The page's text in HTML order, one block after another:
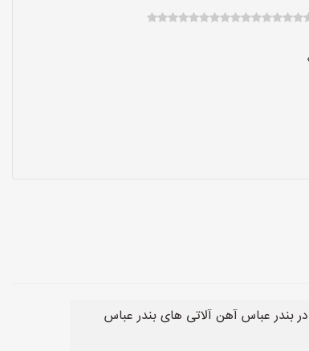
بندر عباس آهن آلاتی های بندر عباس